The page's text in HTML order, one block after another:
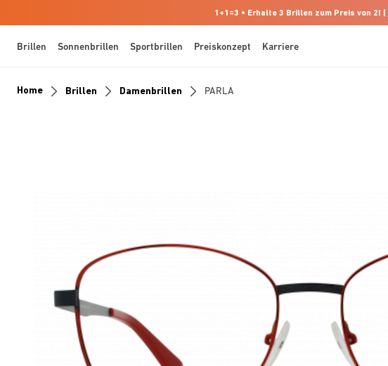
1+1=3 • Erhalte 3 Brillen zum Preis von 2! |
Brillen Sonnenbrillen Sportbrillen Preiskonzept Karriere
Home Brillen Damenbrillen PARLA